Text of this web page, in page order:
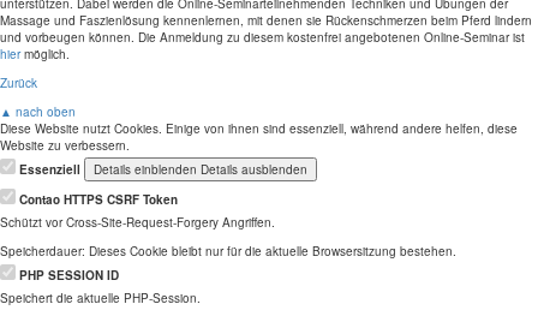
unterstützen. Dabei werden die Online-Seminarteilnehmenden Techniken und Übungen der
Massage und Faszienlösung kennenlernen, mit denen sie Rückenschmerzen beim Pferd lindern
und vorbeugen können. Die Anmeldung zu diesem kostenfrei angebotenen Online-Seminar ist
hiermöglich.
Zurück
▲ nach oben
Diese Website nutzt Cookies. Einige von ihnen sind essenziell, während andere helfen, diese
Website zu verbessern.
Essenziell
Details einblenden Details ausblenden
Contao HTTPS CSRF Token
Schützt vor Cross-Site-Request-Forgery Angriffen.
Speicherdauer: Dieses Cookie bleibt nur für die aktuelle Browsersitzung bestehen.
PHP SESSION ID
Speichert die aktuelle PHP-Session.